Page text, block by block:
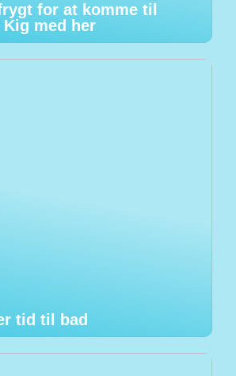
for at komme til
med her
tid til bad